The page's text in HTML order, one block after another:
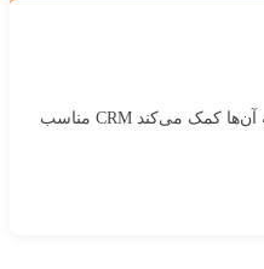
متخصص توسعه کسب‌وکار با پیشینه‌ای در فروش و مذاکره بین‌المللی B2B. در Kenmore Design، با بروکرهای فارکس و اپراتورهای Prop Firm در سراسر جهان کار می‌کند — و به آن‌ها کمک می‌کند CRM مناسب